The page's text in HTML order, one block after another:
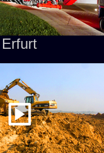
Erfurt